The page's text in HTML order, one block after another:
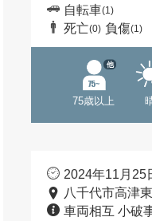
自転車(1)
死亡(0) 負傷(1)
75歳以上
他
2024年11月25
八千代市高津
車両相互 小破